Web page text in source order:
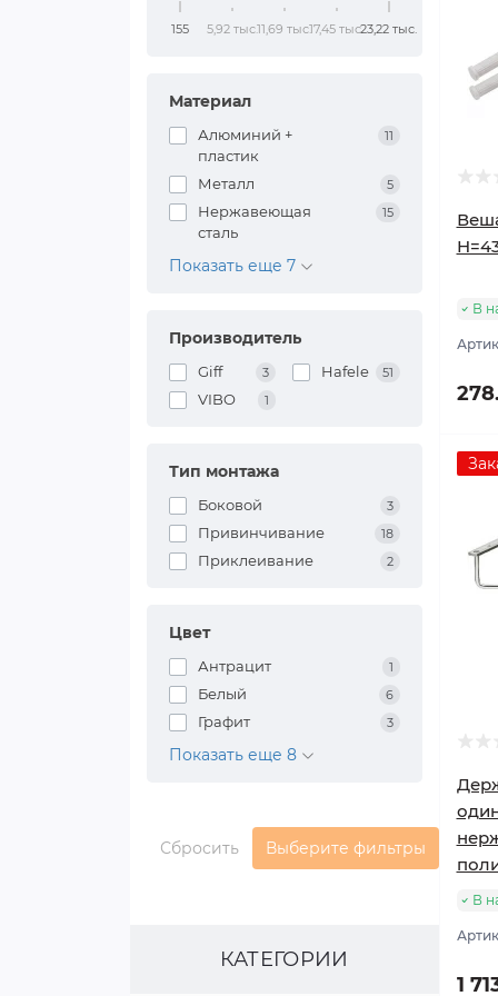
155 5,92 тыс.11,69 тыс.17,45 тыс.23,22 тыс.
Материал
Алюминий +
пластик
11
Металл 5
Нержавеющая
сталь
15
Показать еще 7
Производитель
Giff 3 Hafele 51
VIBO 1
Тип монтажа
Боковой 3
Привинчивание 18
Приклеивание 2
Цвет
Антрацит 1
Белый 6
Графит 3
Показать еще 8
Сбросить Выберите фильтры
КАТЕГОРИИ
В
В
1